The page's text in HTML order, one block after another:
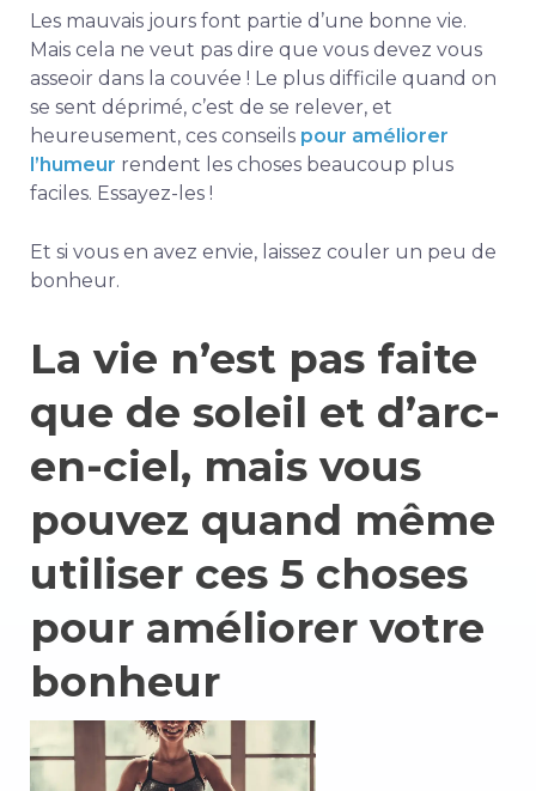
Les mauvais jours font partie d’une bonne vie.
Mais cela ne veut pas dire que vous devez vous
asseoir dans la couvée ! Le plus difficile quand on
se sent déprimé, c’est de se relever, et
heureusement, ces conseils pour améliorer
l’humeur rendent les choses beaucoup plus
faciles. Essayez-les !
Et si vous en avez envie, laissez couler un peu de
bonheur.
La vie n’est pas faite
que de soleil et d’arc-
en-ciel, mais vous
pouvez quand même
utiliser ces 5 choses
pour améliorer votre
bonheur